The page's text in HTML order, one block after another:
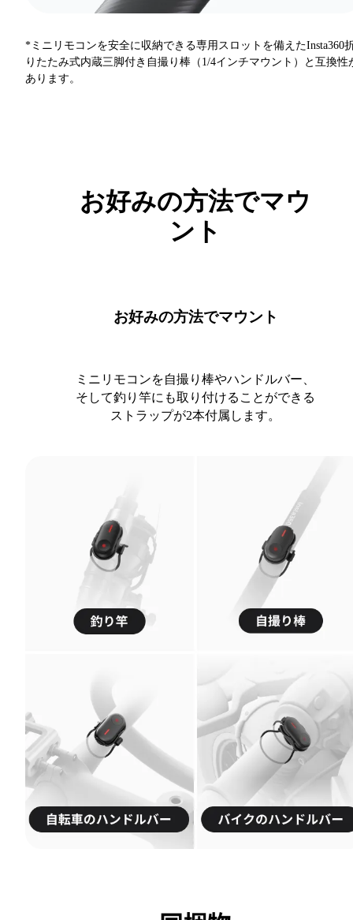
*ミニリモコンを安全に収納できる専用スロットを備えたInsta360
りたたみ式内蔵三脚付き自撮り棒（1/4インチマウント）と互換性
あります。
お好みの方法でマウ
ント
お好みの方法でマウント
ミニリモコンを自撮り棒やハンドルバー、
そして釣り竿にも取り付けることができる
ストラップが2本付属します。